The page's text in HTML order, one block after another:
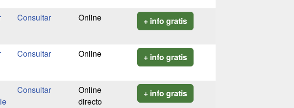
Online + info gratis
Online + info gratis
Online
directo
+ info gratis